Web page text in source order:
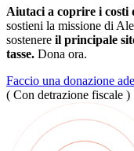
Aiutaci a coprire i costi
sostieni la missione di
sostenere il principale
tasse. Dona ora.
Faccio una donazione
( Con detrazione fiscale )